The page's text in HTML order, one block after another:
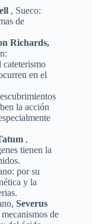
, Sueco:
de
Richards,
cateterismo
en el
la acción
,
tienen la
por su
y la
Severus
de